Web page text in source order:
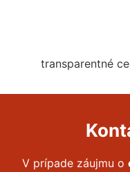
transparentné
V prípade záujmu o